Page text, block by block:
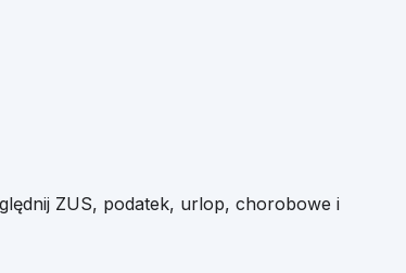
ZUS, podatek, urlop, chorobowe i